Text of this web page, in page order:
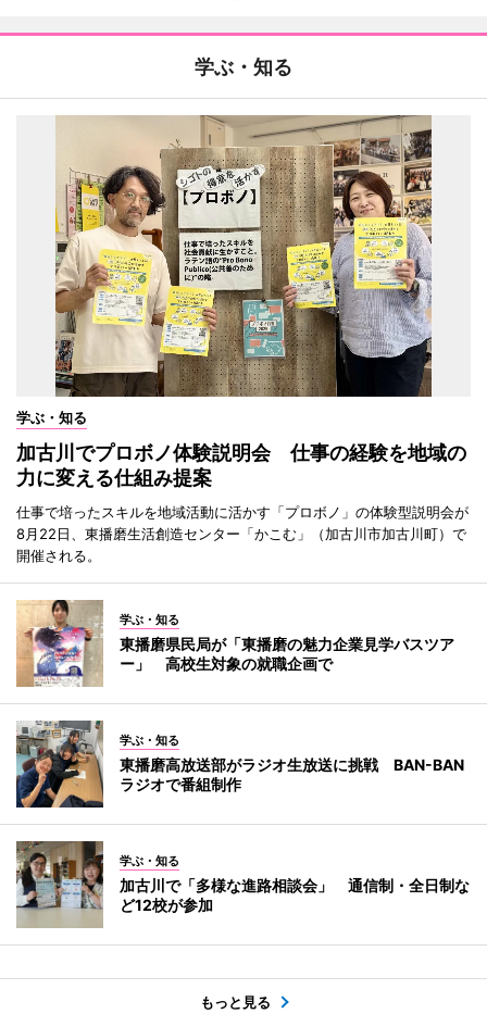
学ぶ・知る
学ぶ・知る
加古川でプロボノ体験説明会 仕事の経験を地域の
力に変える仕組み提案
仕事で培ったスキルを地域活動に活かす「プロボノ」の体験型説明会が
8月22日、東播磨生活創造センター「かこむ」（加古川市加古川町）で
開催される。
学ぶ・知る
東播磨県民局が「東播磨の魅力企業見学バスツア
ー」 高校生対象の就職企画で
学ぶ・知る
東播磨高放送部がラジオ生放送に挑戦 BAN-BAN
ラジオで番組制作
学ぶ・知る
加古川で「多様な進路相談会」 通信制・全日制な
ど12校が参加
もっと見る